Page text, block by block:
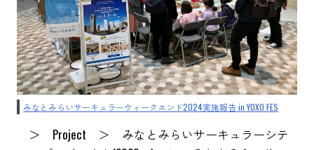
みなとみらいサーキュラーウィークエンド2024実施報告 in YOXO FES
＞ Project ＞ みなとみらいサーキュラーシテ